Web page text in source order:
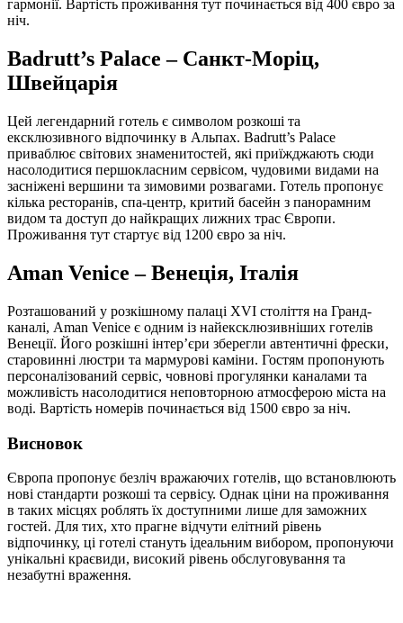
гармонії. Вартість проживання тут починається від 400 євро за
ніч.
Badrutt’s Palace – Санкт-Моріц,
Швейцарія
Цей легендарний готель є символом розкоші та
ексклюзивного відпочинку в Альпах. Badrutt’s Palace
приваблює світових знаменитостей, які приїжджають сюди
насолодитися першокласним сервісом, чудовими видами на
засніжені вершини та зимовими розвагами. Готель пропонує
кілька ресторанів, спа-центр, критий басейн з панорамним
видом та доступ до найкращих лижних трас Європи.
Проживання тут стартує від 1200 євро за ніч.
Aman Venice – Венеція, Італія
Розташований у розкішному палаці XVI століття на Гранд-
каналі, Aman Venice є одним із найексклюзивніших готелів
Венеції. Його розкішні інтер’єри зберегли автентичні фрески,
старовинні люстри та мармурові каміни. Гостям пропонують
персоналізований сервіс, човнові прогулянки каналами та
можливість насолодитися неповторною атмосферою міста на
воді. Вартість номерів починається від 1500 євро за ніч.
Висновок
Європа пропонує безліч вражаючих готелів, що встановлюють
нові стандарти розкоші та сервісу. Однак ціни на проживання
в таких місцях роблять їх доступними лише для заможних
гостей. Для тих, хто прагне відчути елітний рівень
відпочинку, ці готелі стануть ідеальним вибором, пропонуючи
унікальні краєвиди, високий рівень обслуговування та
незабутні враження.